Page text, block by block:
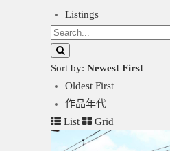
Listings
Sort by: Newest First
Oldest First
作品年代
List
Grid